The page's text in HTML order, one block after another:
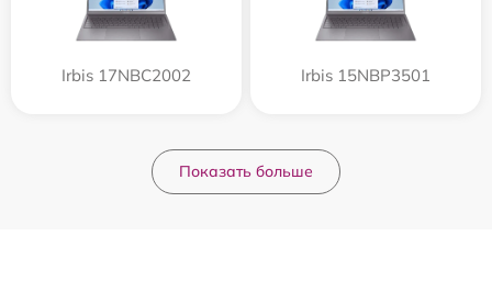
Irbis 17NBC2002 Irbis 15NBP3501
Показать больше